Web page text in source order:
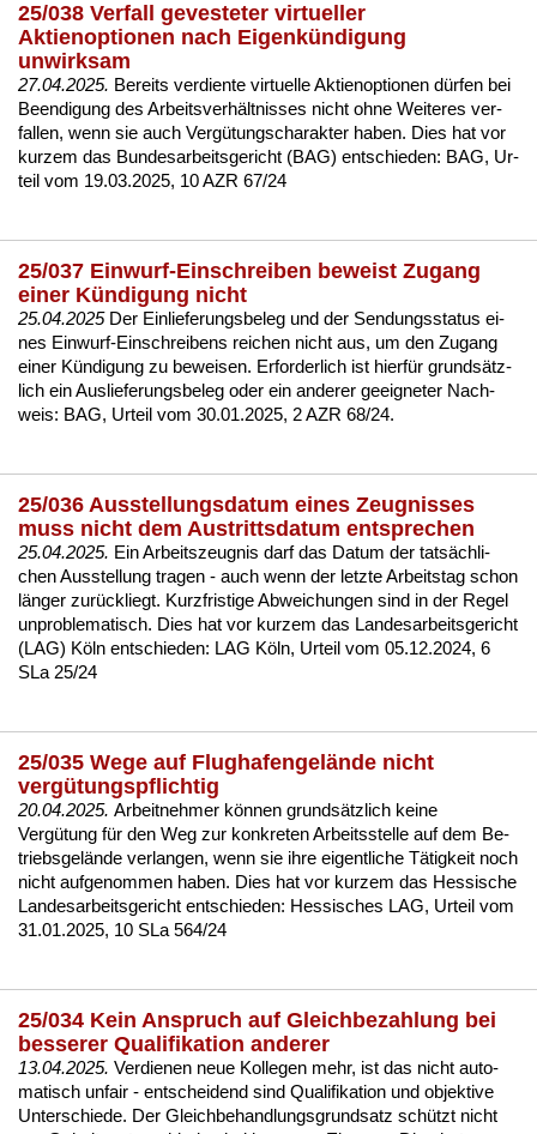
25/038 Verfall gevesteter virtueller
Aktienoptionen nach Eigenkündigung
unwirksam
27.04.2025. Be­reits ver­dien­te vir­tu­el­le Ak­ti­en­op­tio­nen dürfen bei
Be­en­di­gung des Ar­beits­verhält­nis­ses nicht oh­ne Wei­te­res ver­
fal­len, wenn sie auch Vergütungs­cha­rak­ter ha­ben. Dies hat vor
kur­zem das Bun­des­ar­beits­ge­richt (BAG) ent­schie­den: BAG, Ur­
teil vom 19.03.2025, 10 AZR 67/24
25/037 Einwurf-Einschreiben beweist Zugang
einer Kündigung nicht
25.04.2025 Der Ein­lie­fe­rungs­be­leg und der Sen­dungs­sta­tus ei­
nes Ein­wurf-Ein­schrei­bens rei­chen nicht aus, um den Zu­gang
ei­ner Kündi­gung zu be­wei­sen. Er­for­der­lich ist hierfür grundsätz­
lich ein Aus­lie­fe­rungs­be­leg oder ein an­de­rer ge­eig­ne­ter Nach­
weis: BAG, Ur­teil vom 30.01.2025, 2 AZR 68/24.
25/036 Ausstellungsdatum eines Zeugnisses
muss nicht dem Austrittsdatum entsprechen
25.04.2025. Ein Ar­beits­zeug­nis darf das Da­tum der tatsächli­
chen Aus­stel­lung tra­gen - auch wenn der letz­te Ar­beits­tag schon
länger zurück­liegt. Kurz­fris­ti­ge Ab­wei­chun­gen sind in der Re­gel
un­pro­ble­ma­tisch. Dies hat vor kur­zem das Lan­des­ar­beits­ge­richt
(LAG) Köln ent­schie­den: LAG Köln, Ur­teil vom 05.12.2024, 6
SLa 25/24
25/035 Wege auf Flughafengelände nicht
vergütungspflichtig
20.04.2025. Ar­beit­neh­mer können grundsätz­lich kei­ne
Vergütung für den Weg zur kon­kre­ten Ar­beits­stel­le auf dem Be­
triebs­gelände ver­lan­gen, wenn sie ih­re ei­gent­li­che Tätig­keit noch
nicht auf­ge­nom­men ha­ben. Dies hat vor kur­zem das Hes­si­sche
Lan­des­ar­beits­ge­richt ent­schie­den: Hes­si­sches LAG, Ur­teil vom
31.01.2025, 10 SLa 564/24
25/034 Kein Anspruch auf Gleichbezahlung bei
besserer Qualifikation anderer
13.04.2025. Ver­die­nen neue Kol­le­gen mehr, ist das nicht au­to­
ma­tisch un­fair - ent­schei­dend sind Qua­li­fi­ka­ti­on und ob­jek­ti­ve
Un­ter­schie­de. Der Gleich­be­hand­lungs­grund­satz schützt nicht